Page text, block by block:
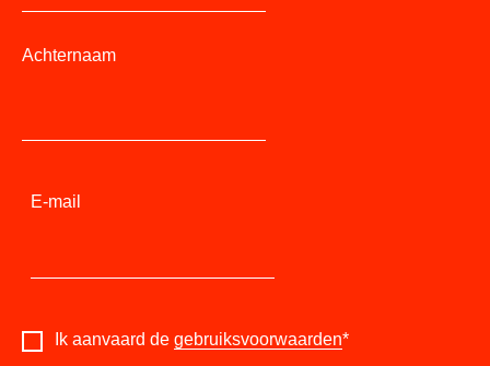
Achternaam
E-mail
Ik aanvaard de gebruiksvoorwaarden*